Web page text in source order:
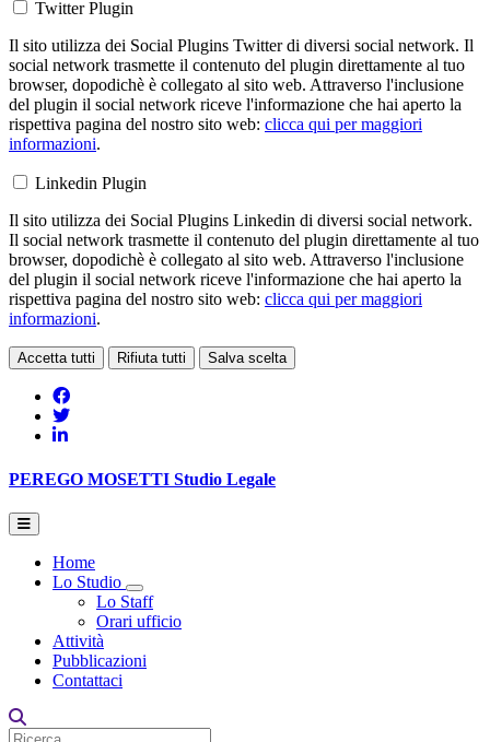
Twitter Plugin
Il sito utilizza dei Social Plugins Twitter di diversi social network. Il
social network trasmette il contenuto del plugin direttamente al tuo
browser, dopodichè è collegato al sito web. Attraverso l'inclusione
del plugin il social network riceve l'informazione che hai aperto la
rispettiva pagina del nostro sito web: clicca qui per maggiori
informazioni.
Linkedin Plugin
Il sito utilizza dei Social Plugins Linkedin di diversi social network.
Il social network trasmette il contenuto del plugin direttamente al tuo
browser, dopodichè è collegato al sito web. Attraverso l'inclusione
del plugin il social network riceve l'informazione che hai aperto la
rispettiva pagina del nostro sito web: clicca qui per maggiori
informazioni.
Accetta tutti Rifiuta tutti Salva scelta
PEREGO MOSETTI Studio Legale
Home
Lo Studio
Toggle Dropdown
Lo Staff
Orari ufficio
Attività
Pubblicazioni
Contattaci